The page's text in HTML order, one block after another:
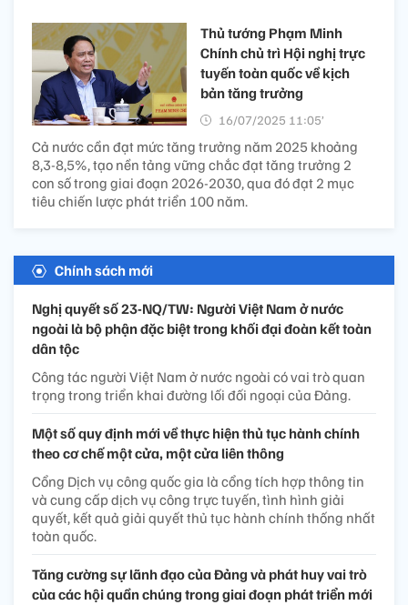
Thủ tướng Phạm Minh
Chính chủ trì Hội nghị trực
tuyến toàn quốc về kịch
bản tăng trưởng
16/07/2025 11:05’
Cả nước cần đạt mức tăng trưởng năm 2025 khoảng
8,3-8,5%, tạo nền tảng vững chắc đạt tăng trưởng 2
con số trong giai đoạn 2026-2030, qua đó đạt 2 mục
tiêu chiến lược phát triển 100 năm.
Chính sách mới
Nghị quyết số 23-NQ/TW: Người Việt Nam ở nước
ngoài là bộ phận đặc biệt trong khối đại đoàn kết toàn
dân tộc
Công tác người Việt Nam ở nước ngoài có vai trò quan
trọng trong triển khai đường lối đối ngoại của Đảng.
Một số quy định mới về thực hiện thủ tục hành chính
theo cơ chế một cửa, một cửa liên thông
Cổng Dịch vụ công quốc gia là cổng tích hợp thông tin
và cung cấp dịch vụ công trực tuyến, tình hình giải
quyết, kết quả giải quyết thủ tục hành chính thống nhất
toàn quốc.
Tăng cường sự lãnh đạo của Đảng và phát huy vai trò
của các hội quần chúng trong giai đoạn phát triển mới